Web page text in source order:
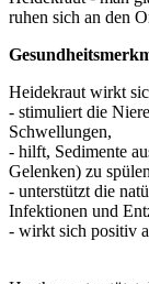
ruhen sich an den
Heidekraut wirkt
- stimuliert die
Schwellungen,
- hilft, Sedimente
Gelenken) zu
- unterstützt die
Infektionen und
- wirkt sich positiv